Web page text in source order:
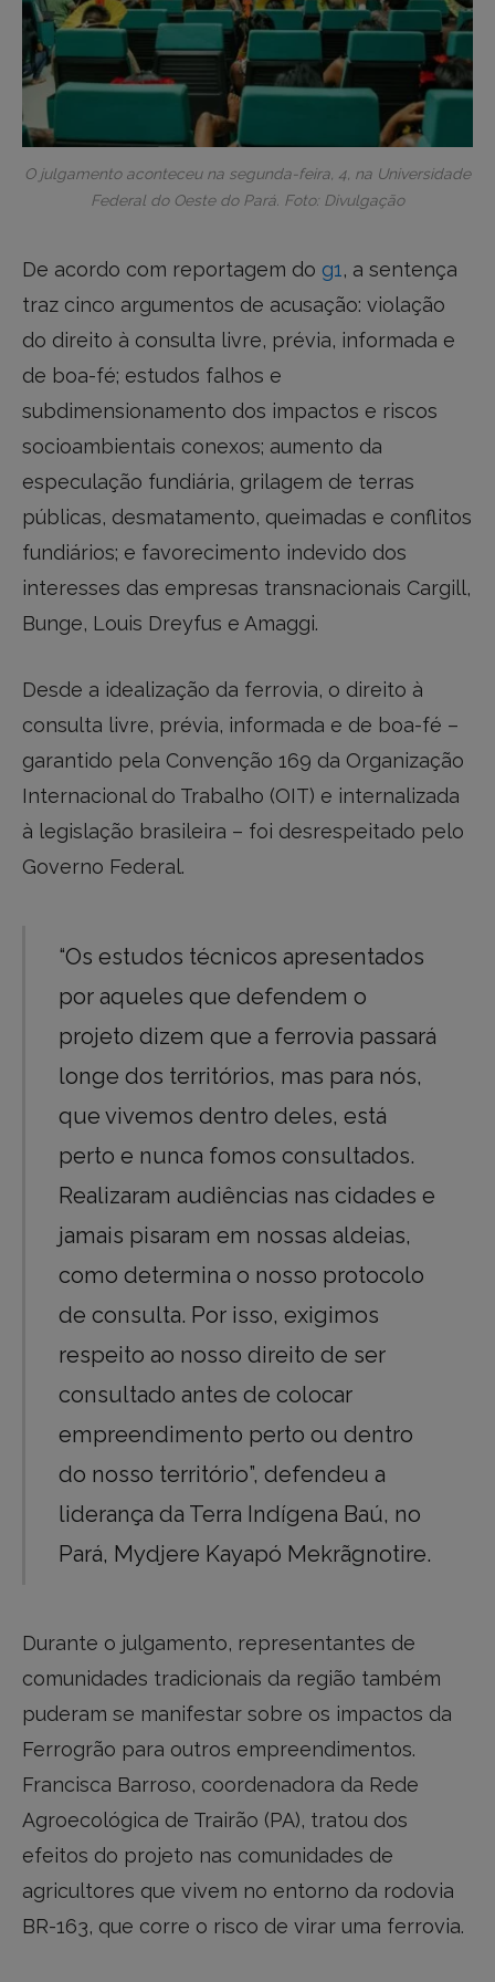
O julgamento aconteceu na segunda-feira, 4, na Universidade
Federal do Oeste do Pará. Foto: Divulgação
De acordo com reportagem do g1 , a sentença
traz cinco argumentos de acusação: violação
do direito à consulta livre, prévia, informada e
de boa-fé; estudos falhos e
subdimensionamento dos impactos e riscos
socioambientais conexos; aumento da
especulação fundiária, grilagem de terras
públicas, desmatamento, queimadas e conflitos
fundiários; e favorecimento indevido dos
interesses das empresas transnacionais Cargill,
Bunge, Louis Dreyfus e Amaggi.
Desde a idealização da ferrovia, o direito à
consulta livre, prévia, informada e de boa-fé –
garantido pela Convenção 169 da Organização
Internacional do Trabalho (OIT) e internalizada
à legislação brasileira – foi desrespeitado pelo
Governo Federal.
“Os estudos técnicos apresentados
por aqueles que defendem o
projeto dizem que a ferrovia passará
longe dos territórios, mas para nós,
que vivemos dentro deles, está
perto e nunca fomos consultados.
Realizaram audiências nas cidades e
jamais pisaram em nossas aldeias,
como determina o nosso protocolo
de consulta. Por isso, exigimos
respeito ao nosso direito de ser
consultado antes de colocar
empreendimento perto ou dentro
do nosso território”, defendeu a
liderança da Terra Indígena Baú, no
Pará, Mydjere Kayapó Mekrãgnotire.
Durante o julgamento, representantes de
comunidades tradicionais da região também
puderam se manifestar sobre os impactos da
Ferrogrão para outros empreendimentos.
Francisca Barroso, coordenadora da Rede
Agroecológica de Trairão (PA), tratou dos
efeitos do projeto nas comunidades de
agricultores que vivem no entorno da rodovia
BR-163, que corre o risco de virar uma ferrovia.